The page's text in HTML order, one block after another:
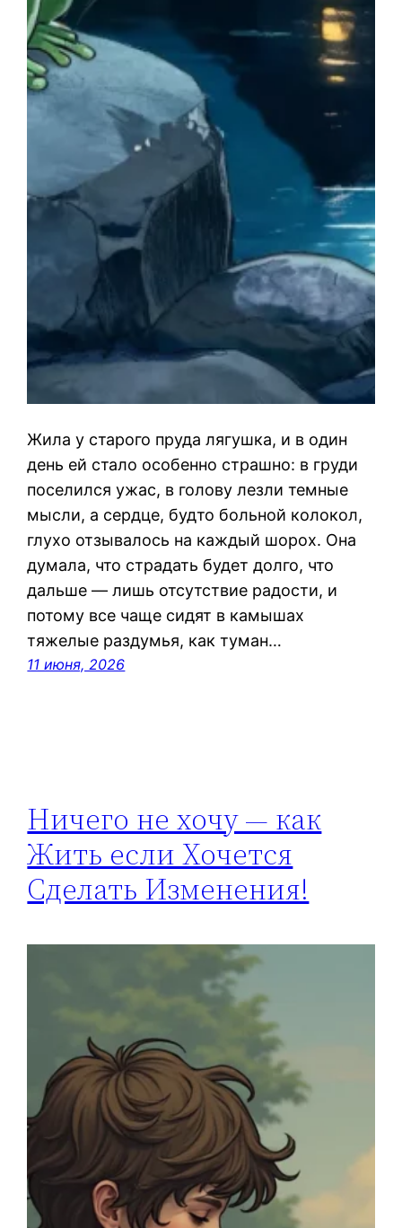
Жила у старого пруда лягушка, и в один
день ей стало особенно страшно: в груди
поселился ужас, в голову лезли темные
мысли, а сердце, будто больной колокол,
глухо отзывалось на каждый шорох. Она
думала, что страдать будет долго, что
дальше — лишь отсутствие радости, и
потому все чаще сидят в камышах
тяжелые раздумья, как туман…
11 июня, 2026
Ничего не хочу — как
Жить если Хочется
Сделать Изменения!